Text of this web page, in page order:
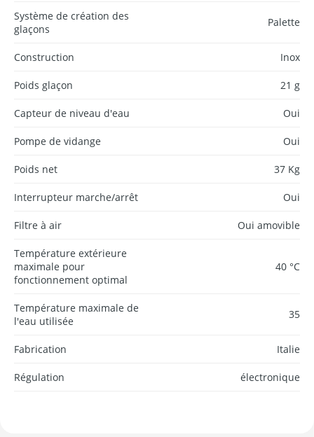
Système de création des
glaçons
Palette
Construction Inox
Poids glaçon 21 g
Capteur de niveau d'eau Oui
Pompe de vidange Oui
Poids net 37 Kg
Interrupteur marche/arrêt Oui
Filtre à air Oui amovible
Température extérieure
maximale pour
fonctionnement optimal
40 °C
Température maximale de
l'eau utilisée
35
Fabrication Italie
Régulation électronique